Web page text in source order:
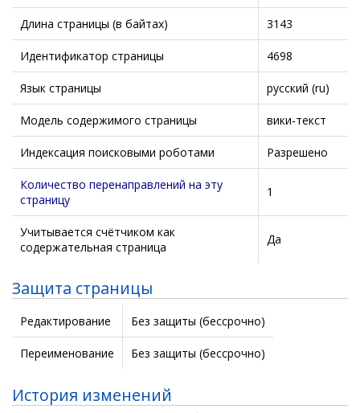
Длина страницы (в байтах) 3143
Идентификатор страницы 4698
Язык страницы русский (ru)
Модель содержимого страницы вики-текст
Индексация поисковыми роботами Разрешено
Количество перенаправлений на эту
страницу
1
Учитывается счётчиком как
содержательная страница
Да
Защита страницы
Редактирование Без защиты (бессрочно)
Переименование Без защиты (бессрочно)
История изменений